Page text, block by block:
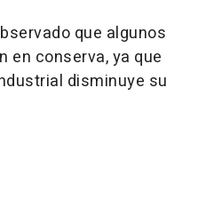
que algunos
en conserva, ya que
disminuye su